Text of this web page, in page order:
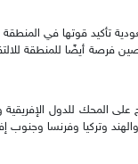
تأكيد قوتها في
فرصة أيضًا للمنطقة
المحك للدول الإفريقية
وتركيا وفرنسا وجنوب